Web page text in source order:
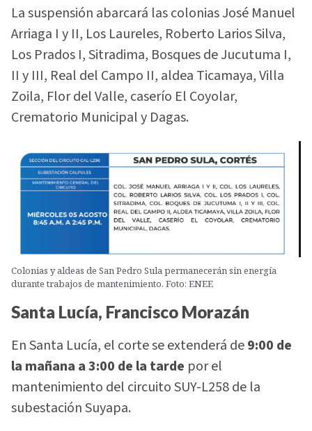
La suspensión abarcará las colonias José Manuel
Arriaga I y II, Los Laureles, Roberto Larios Silva,
Los Prados I, Sitradima, Bosques de Jucutuma I,
II y III, Real del Campo II, aldea Ticamaya, Villa
Zoila, Flor del Valle, caserío El Coyolar,
Crematorio Municipal y Dagas.
Colonias y aldeas de San Pedro Sula permanecerán sin energía
durante trabajos de mantenimiento. Foto: ENEE
Santa Lucía, Francisco Morazán
En Santa Lucía, el corte se extenderá de9:00 de
la mañana a 3:00 de la tarde por el
mantenimiento del circuito SUY-L258 de la
subestación Suyapa.